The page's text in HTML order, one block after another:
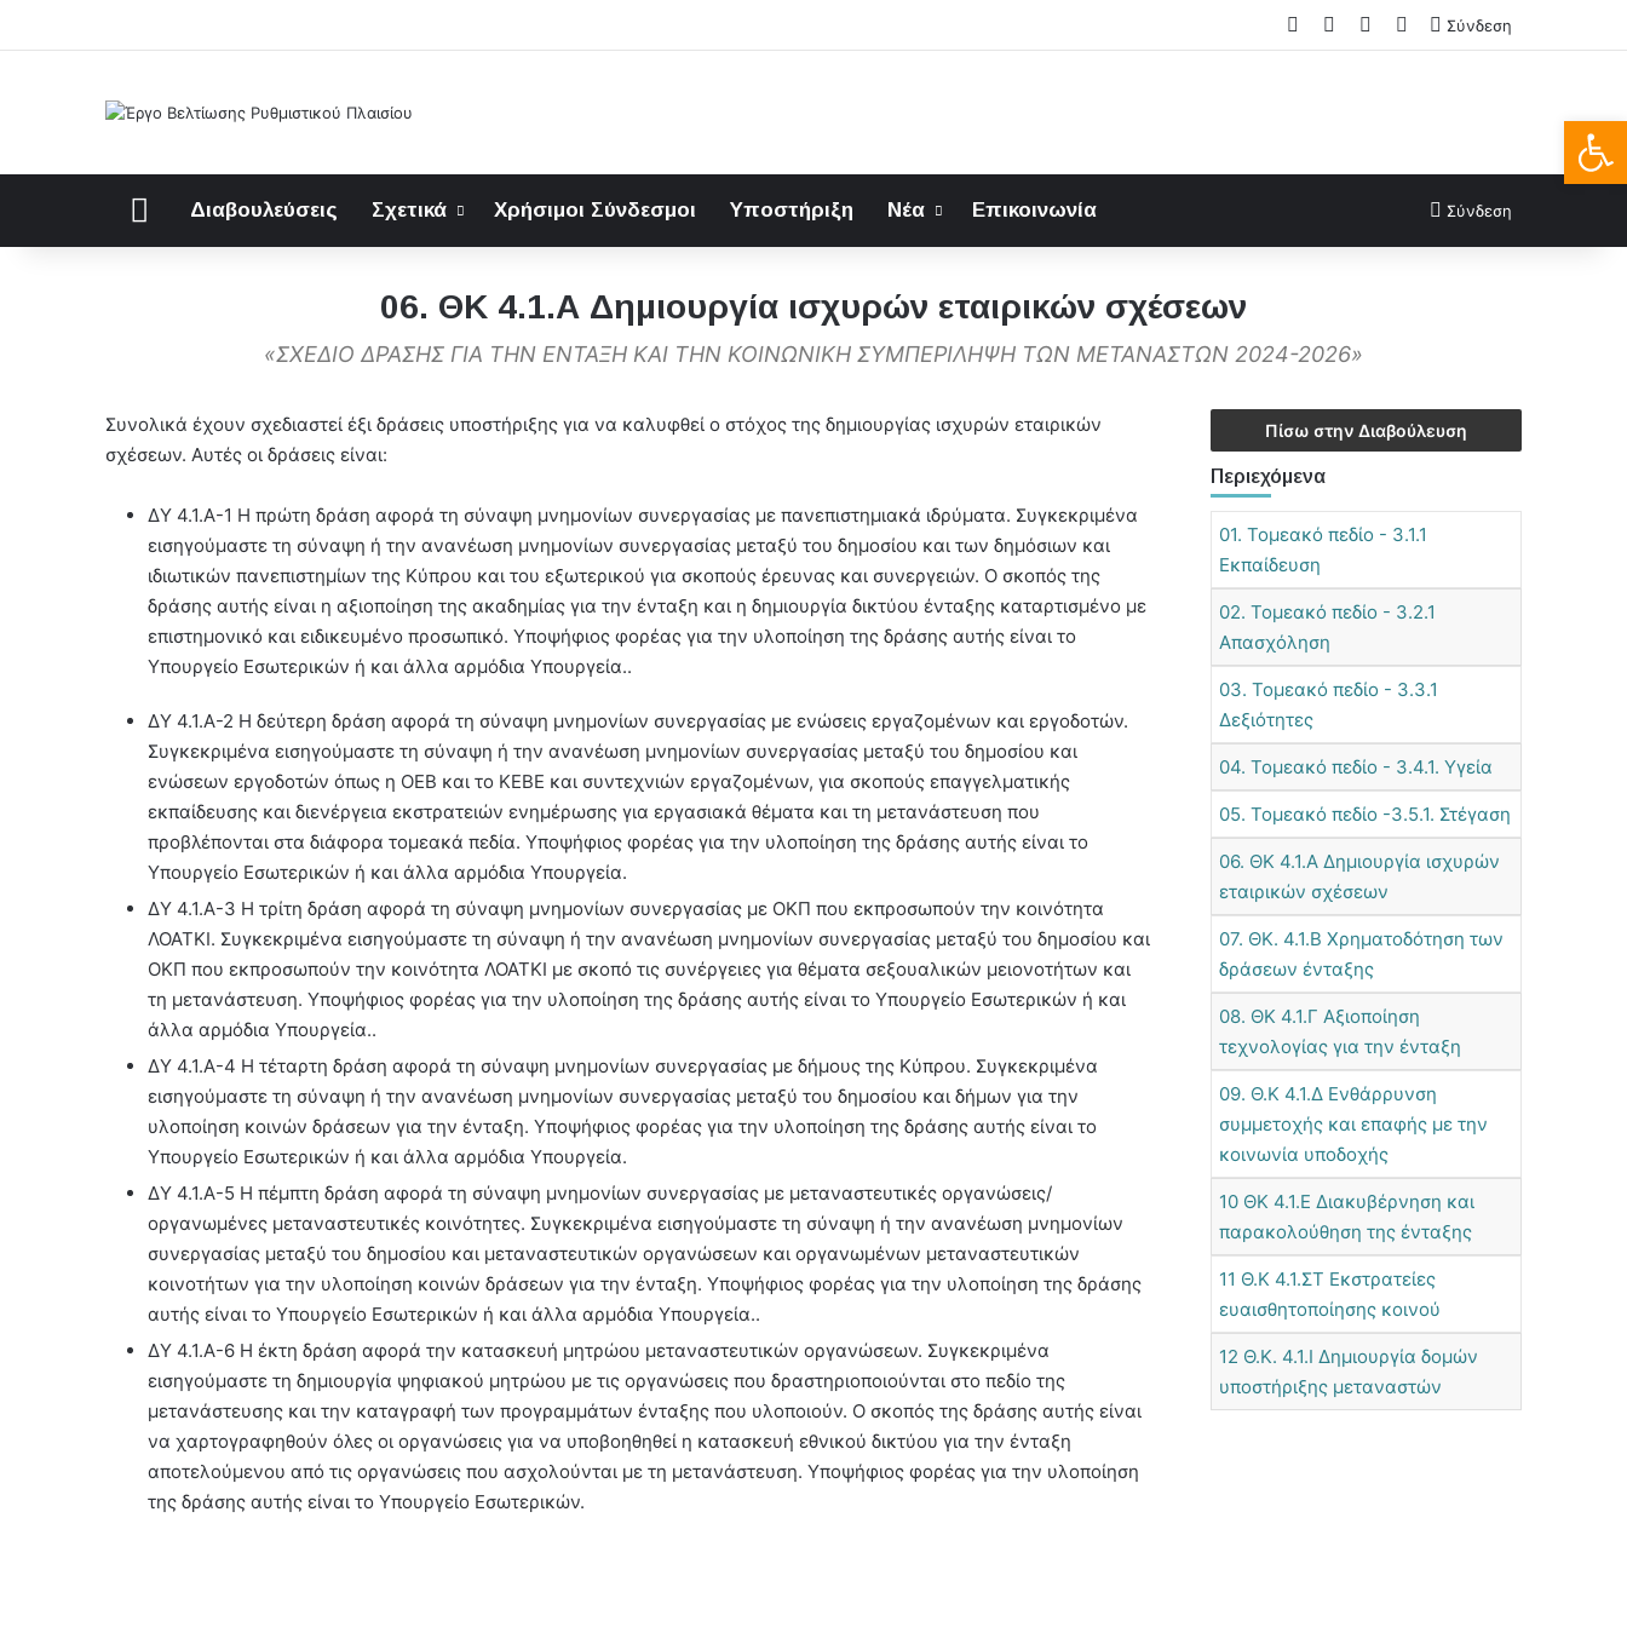
Facebook LinkedIn
FAQsΣύνδεση
ΑρχικήΔιαβουλεύσεις Σχετικά Χρήσιμοι Σύνδεσμοι Υποστήριξη Νέα Επικοινωνία Σύνδεση
06. ΘΚ 4.1.Α Δημιουργία ισχυρών εταιρικών σχέσεων
«ΣΧΕΔΙΟ ΔΡΑΣΗΣ ΓΙΑ ΤΗΝ ΕΝΤΑΞΗ ΚΑΙ ΤΗΝ ΚΟΙΝΩΝΙΚΗ ΣΥΜΠΕΡΙΛΗΨΗ ΤΩΝ ΜΕΤΑΝΑΣΤΩΝ 2024-2026»
Συνολικά έχουν σχεδιαστεί έξι δράσεις υποστήριξης για να καλυφθεί ο στόχος της δημιουργίας ισχυρών εταιρικών
σχέσεων. Αυτές οι δράσεις είναι:
ΔΥ 4.1.Α-1 Η πρώτη δράση αφορά τη σύναψη μνημονίων συνεργασίας με πανεπιστημιακά ιδρύματα. Συγκεκριμένα
εισηγούμαστε τη σύναψη ή την ανανέωση μνημονίων συνεργασίας μεταξύ του δημοσίου και των δημόσιων και
ιδιωτικών πανεπιστημίων της Κύπρου και του εξωτερικού για σκοπούς έρευνας και συνεργειών. Ο σκοπός της
δράσης αυτής είναι η αξιοποίηση της ακαδημίας για την ένταξη και η δημιουργία δικτύου ένταξης καταρτισμένο με
επιστημονικό και ειδικευμένο προσωπικό. Υποψήφιος φορέας για την υλοποίηση της δράσης αυτής είναι το
Υπουργείο Εσωτερικών ή και άλλα αρμόδια Υπουργεία..
ΔΥ 4.1.Α-2 Η δεύτερη δράση αφορά τη σύναψη μνημονίων συνεργασίας με ενώσεις εργαζομένων και εργοδοτών.
Συγκεκριμένα εισηγούμαστε τη σύναψη ή την ανανέωση μνημονίων συνεργασίας μεταξύ του δημοσίου και
ενώσεων εργοδοτών όπως η ΟΕΒ και το ΚΕΒΕ και συντεχνιών εργαζομένων, για σκοπούς επαγγελματικής
εκπαίδευσης και διενέργεια εκστρατειών ενημέρωσης για εργασιακά θέματα και τη μετανάστευση που
προβλέπονται στα διάφορα τομεακά πεδία. Υποψήφιος φορέας για την υλοποίηση της δράσης αυτής είναι το
Υπουργείο Εσωτερικών ή και άλλα αρμόδια Υπουργεία.
ΔΥ 4.1.Α-3 Η τρίτη δράση αφορά τη σύναψη μνημονίων συνεργασίας με ΟΚΠ που εκπροσωπούν την κοινότητα
ΛΟΑΤΚΙ. Συγκεκριμένα εισηγούμαστε τη σύναψη ή την ανανέωση μνημονίων συνεργασίας μεταξύ του δημοσίου και
ΟΚΠ που εκπροσωπούν την κοινότητα ΛΟΑΤΚΙ με σκοπό τις συνέργειες για θέματα σεξουαλικών μειονοτήτων και
τη μετανάστευση. Υποψήφιος φορέας για την υλοποίηση της δράσης αυτής είναι το Υπουργείο Εσωτερικών ή και
άλλα αρμόδια Υπουργεία..
ΔΥ 4.1.Α-4 Η τέταρτη δράση αφορά τη σύναψη μνημονίων συνεργασίας με δήμους της Κύπρου. Συγκεκριμένα
εισηγούμαστε τη σύναψη ή την ανανέωση μνημονίων συνεργασίας μεταξύ του δημοσίου και δήμων για την
υλοποίηση κοινών δράσεων για την ένταξη. Υποψήφιος φορέας για την υλοποίηση της δράσης αυτής είναι το
Υπουργείο Εσωτερικών ή και άλλα αρμόδια Υπουργεία.
ΔΥ 4.1.Α-5 Η πέμπτη δράση αφορά τη σύναψη μνημονίων συνεργασίας με μεταναστευτικές οργανώσεις/
οργανωμένες μεταναστευτικές κοινότητες. Συγκεκριμένα εισηγούμαστε τη σύναψη ή την ανανέωση μνημονίων
συνεργασίας μεταξύ του δημοσίου και μεταναστευτικών οργανώσεων και οργανωμένων μεταναστευτικών
κοινοτήτων για την υλοποίηση κοινών δράσεων για την ένταξη. Υποψήφιος φορέας για την υλοποίηση της δράσης
αυτής είναι το Υπουργείο Εσωτερικών ή και άλλα αρμόδια Υπουργεία..
ΔΥ 4.1.Α-6 Η έκτη δράση αφορά την κατασκευή μητρώου μεταναστευτικών οργανώσεων. Συγκεκριμένα
εισηγούμαστε τη δημιουργία ψηφιακού μητρώου με τις οργανώσεις που δραστηριοποιούνται στο πεδίο της
μετανάστευσης και την καταγραφή των προγραμμάτων ένταξης που υλοποιούν. Ο σκοπός της δράσης αυτής είναι
να χαρτογραφηθούν όλες οι οργανώσεις για να υποβοηθηθεί η κατασκευή εθνικού δικτύου για την ένταξη
αποτελούμενου από τις οργανώσεις που ασχολούνται με τη μετανάστευση. Υποψήφιος φορέας για την υλοποίηση
της δράσης αυτής είναι το Υπουργείο Εσωτερικών.
Πίσω στην Διαβούλευση
Περιεχόμενα
01. Τομεακό πεδίο - 3.1.1
Εκπαίδευση
02. Τομεακό πεδίο - 3.2.1
Απασχόληση
03. Τομεακό πεδίο - 3.3.1
Δεξιότητες
04. Τομεακό πεδίο - 3.4.1. Υγεία
05. Τομεακό πεδίο -3.5.1. Στέγαση
06. ΘΚ 4.1.Α Δημιουργία ισχυρών
εταιρικών σχέσεων
07. ΘΚ. 4.1.Β Χρηματοδότηση των
δράσεων ένταξης
08. ΘΚ 4.1.Γ Αξιοποίηση
τεχνολογίας για την ένταξη
09. Θ.Κ 4.1.Δ Ενθάρρυνση
συμμετοχής και επαφής με την
κοινωνία υποδοχής
10 ΘΚ 4.1.Ε Διακυβέρνηση και
παρακολούθηση της ένταξης
11 Θ.Κ 4.1.ΣΤ Εκστρατείες
ευαισθητοποίησης κοινού
12 Θ.Κ. 4.1.Ι Δημιουργία δομών
υποστήριξης μεταναστών